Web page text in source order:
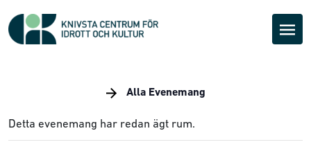
Alla Evenemang
Detta evenemang har redan ägt rum.